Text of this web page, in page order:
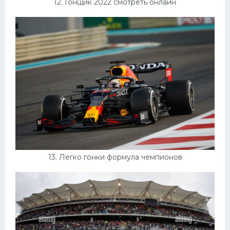
12. Гонщик 2022 смотреть онлайн
13. Легко гонки формула чемпионов